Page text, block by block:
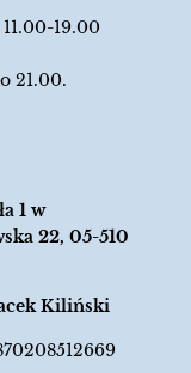
19.00
21.00.
1 w
22, 05-510
Kiliński